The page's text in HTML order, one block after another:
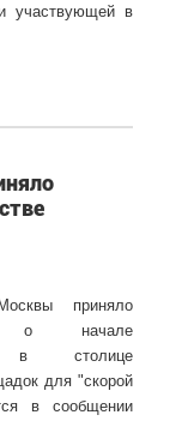
участвующей в
приняло
о начале
в столице
для "скорой
в сообщении